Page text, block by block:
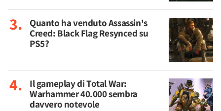
Quanto ha venduto Assassin's
Creed: Black Flag Resynced su
PS5?
Il gameplay di Total War:
Warhammer 40.000 sembra
davvero notevole